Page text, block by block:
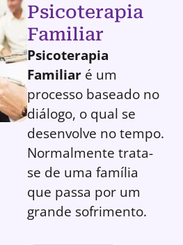
Psicoterapia
Familiar
Psicoterapia
Familiar é um
processo baseado no
diálogo, o qual se
desenvolve no tempo.
Normalmente trata-
se de uma família
que passa por um
grande sofrimento.